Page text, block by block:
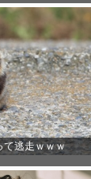
て逃走ｗｗｗ